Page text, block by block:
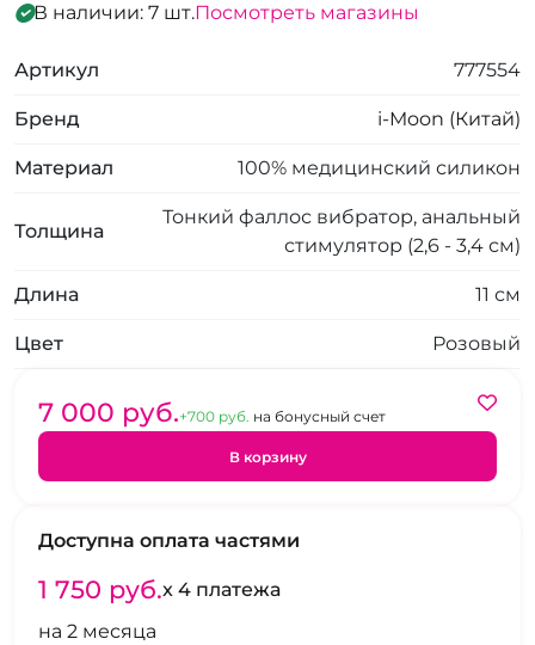
В наличии: 7 шт.Посмотреть магазины
Артикул 777554
Бренд i-Moon (Китай)
Материал 100% медицинский силикон
Толщина
Тонкий фаллос вибратор, анальный
стимулятор (2,6 - 3,4 см)
Длина 11 см
Цвет Розовый
7 000 pуб.+700 pуб. на бонусный счет
В корзину
Доступна оплата частями
1 750 pуб.x 4 платежа
на 2 месяца